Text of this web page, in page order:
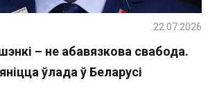
– не абавязкова свабода.
ўлада ў Беларусі
22.07.2026